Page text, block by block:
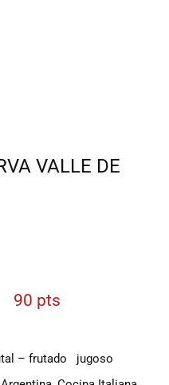
VALLE DE
90 pts
– frutado
jugoso